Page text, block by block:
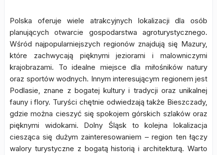
Polska oferuje wiele atrakcyjnych lokalizacji dla osób
planujących otwarcie gospodarstwa agroturystycznego.
Wśród najpopularniejszych regionów znajdują się Mazury,
które zachwycają pięknymi jeziorami i malowniczymi
krajobrazami. To idealne miejsce dla miłośników natury
oraz sportów wodnych. Innym interesującym regionem jest
Podlasie, znane z bogatej kultury i tradycji oraz unikalnej
fauny i flory. Turyści chętnie odwiedzają także Bieszczady,
gdzie można cieszyć się spokojem górskich szlaków oraz
pięknymi widokami. Dolny Śląsk to kolejna lokalizacja
ciesząca się dużym zainteresowaniem – region ten łączy
walory turystyczne z bogatą historią i architekturą. Warto